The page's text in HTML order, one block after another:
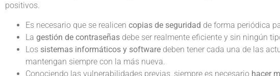
positivos.
Es necesario que se realicen copias de seguridad de forma periódica
La gestión de contraseñas debe ser realmente eficiente y sin ningún
Los sistemas informáticos y software deben tener cada una de las
mantengan siempre con la más nueva.
Conociendo las vulnerabilidades previas, siempre es necesario hacer